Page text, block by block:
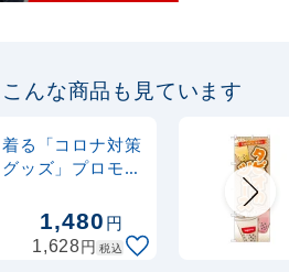
んな商品も見ています
着る「コロナ対策
グッズ」プロモウ
裏同柄 トロピカ
ル (PW-
VAC021A-TR)
1,480円
1,628円 税込